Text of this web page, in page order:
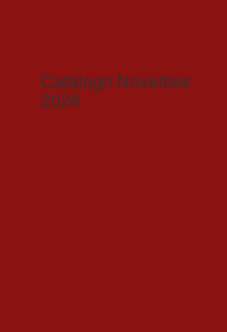
Catálogo Novelties
2026